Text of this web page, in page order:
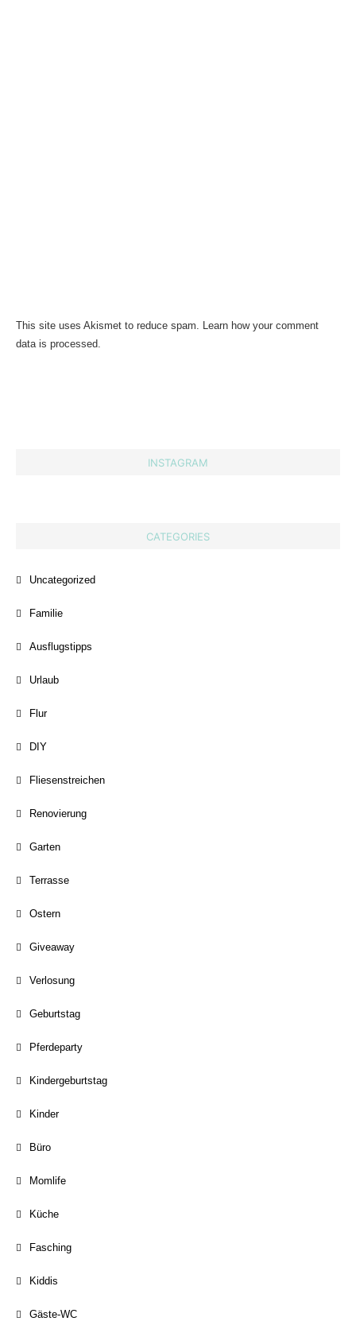
This site uses Akismet to reduce spam. Learn how your comment
data is processed.
INSTAGRAM
CATEGORIES
Uncategorized
Familie
Ausflugstipps
Urlaub
Flur
DIY
Fliesenstreichen
Renovierung
Garten
Terrasse
Ostern
Giveaway
Verlosung
Geburtstag
Pferdeparty
Kindergeburtstag
Kinder
Büro
Momlife
Küche
Fasching
Kiddis
Gäste-WC